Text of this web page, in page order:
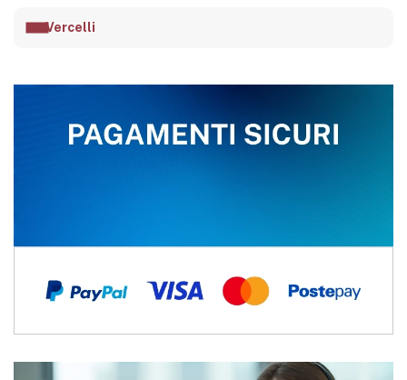
Vercelli